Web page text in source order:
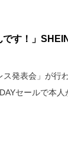
です！」
発表会」が行
セールで本人